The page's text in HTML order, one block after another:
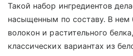
Такой набор ингредиентов
насыщенным по составу. В
волокон и растительного
классических вариантах из